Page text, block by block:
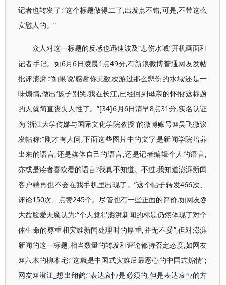
记者也转发了:“这个标题做得二了,出发点不错,可是,不带这么
安慰人的。”
众人对这一标题的反感也迅速波及“悲伤水域”开机画面和
记者手记。如6月6日凌晨1点49分,有新浪微博普通网友发帖
批评澎湃:“如果说‘感谢你无数次游过那么悲伤的水域’还是一
味煽情,做出‘孩子别哭,我在长江,已经回到母亲的怀抱’这标题
的人就简直丧失人性了。”[34]6月6日清早8点31分,实名认证
为“浙江大学传媒与国际文化学院教授”的微博账号@吴飞微议
发帖称:“刚才有人问,下面这些图片中的文字是新闻学院培养
出来的语言,还是媒体自己的语言,还是记者编辑个人的语言,
亦或是读者喜欢看的语言?我真不知道。不过,我知道澎湃新闻
客户端再也不会在我手机里出现了。”这个帖子转发466次、
评论150次、点赞245个。尽管也有一些正面的评价,如网友@
大盆脸爱天魔认为:“个人觉得澎湃新闻的标题仍然体现了对个
体生命的尊重和灾难新闻处理时的厚重,并无不妥”,但对澎湃
新闻的这一标题,相当数量的转发和评论都持否定态度,如网友
@六木的柳木宅:“这就是中国式灾难后最恶心的中国式煽情”;
网友@澄江_想出翔鹤:“表达哀悼是必须的,但是表达哀悼的方